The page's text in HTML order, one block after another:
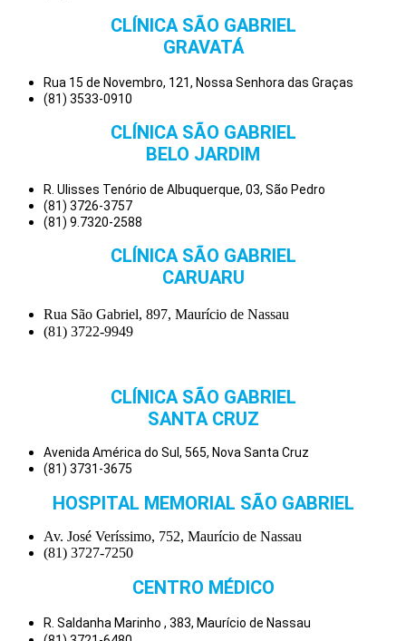
CLÍNICA SÃO GABRIEL
GRAVATÁ
Rua 15 de Novembro, 121, Nossa Senhora das Graças
(81) 3533-0910
CLÍNICA SÃO GABRIEL
BELO JARDIM
R. Ulisses Tenório de Albuquerque, 03, São Pedro
(81) 3726-3757
(81) 9.7320-2588
CLÍNICA SÃO GABRIEL
CARUARU
Rua São Gabriel, 897, Maurício de Nassau
(81) 3722-9949
CLÍNICA SÃO GABRIEL
SANTA CRUZ
Avenida América do Sul, 565, Nova Santa Cruz
(81) 3731-3675
HOSPITAL MEMORIAL SÃO GABRIEL
Av. José Veríssimo, 752, Maurício de Nassau
(81) 3727-7250
CENTRO MÉDICO
R. Saldanha Marinho , 383, Maurício de Nassau